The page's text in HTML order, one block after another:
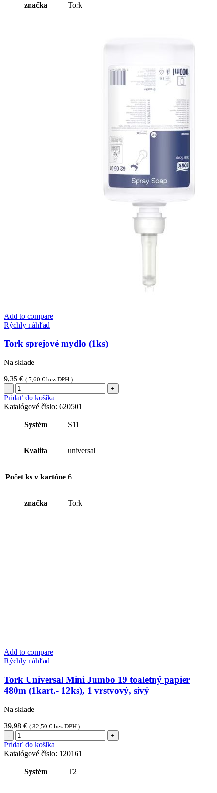
značka Tork
Add to compare
Rýchly náhľad
Tork sprejové mydlo (1ks)
Na sklade
9,35 € ( 7,60 € bez DPH )
množstvo
Tork
sprejové
mydlo
(1ks)
Pridať do košíka
Katalógové číslo: 620501
Systém S11
Kvalita universal
Počet ks v kartóne 6
značka Tork
Add to compare
Rýchly náhľad
Tork Universal Mini Jumbo 19 toaletný papier
480m (1kart.- 12ks), 1 vrstvový, sivý
Na sklade
39,98 € ( 32,50 € bez DPH )
množstvo
Tork
Universal
Mini
Jumbo
Pridať do košíka
Katalógové číslo: 120161
Systém T2